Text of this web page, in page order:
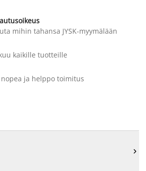
mihin tahansa JYSK-myymälään
kaikille tuotteille
ja helppo toimitus
